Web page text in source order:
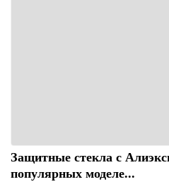
Защитные стекла с
популярных моделе...